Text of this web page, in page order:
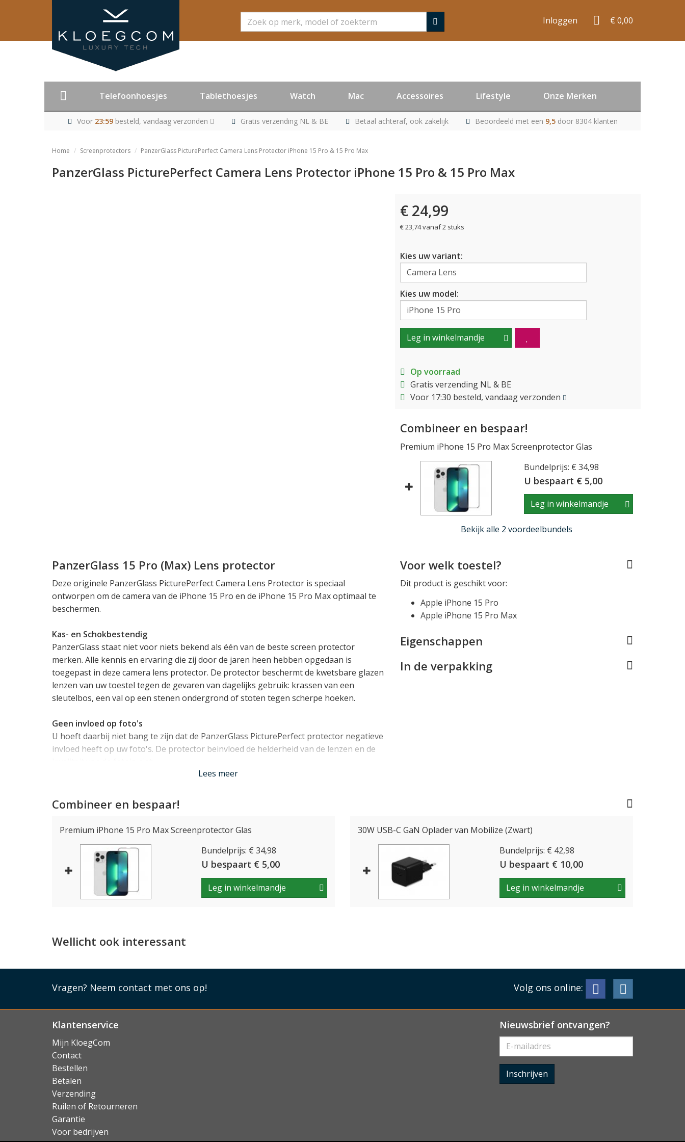
Zoeken Inloggen € 0,00
Telefoonhoesjes Tablethoesjes Watch Mac Accessoires Lifestyle Onze Merken
Voor 23:59besteld, vandaag verzonden Gratis verzending NL & BE Betaal achteraf, ook zakelijk Beoordeeld met een 9,5 door 8304 klanten
Home Screenprotectors PanzerGlass PicturePerfect Camera Lens Protector iPhone 15 Pro & 15 Pro Max
PanzerGlass PicturePerfect Camera Lens Protector iPhone 15 Pro & 15 Pro Max
€ 24,99
€ 23,74 vanaf 2 stuks
Kies uw variant:
Kies uw model:
Leg in winkelmandje
Op voorraad
Gratis verzending NL & BE
Voor 17:30 besteld, vandaag verzonden
Combineer en bespaar!
Premium iPhone 15 Pro Max Screenprotector Glas
Bundelprijs: € 34,98
U bespaart € 5,00
Leg in winkelmandje
Bekijk alle 2 voordeelbundels
PanzerGlass 15 Pro (Max) Lens protector
Deze originele PanzerGlass PicturePerfect Camera Lens Protector is speciaal
ontworpen om de camera van de iPhone 15 Pro en de iPhone 15 Pro Max optimaal te
beschermen.
Kas- en Schokbestendig
PanzerGlass staat niet voor niets bekend als één van de beste screen protector
merken. Alle kennis en ervaring die zij door de jaren heen hebben opgedaan is
toegepast in deze camera lens protector. De protector beschermt de kwetsbare glazen
lenzen van uw toestel tegen de gevaren van dagelijks gebruik: krassen van een
sleutelbos, een val op een stenen ondergrond of stoten tegen scherpe hoeken.
Geen invloed op foto's
U hoeft daarbij niet bang te zijn dat de PanzerGlass PicturePerfect protector negatieve
invloed heeft op uw foto's. De protector beinvloed de helderheid van de lenzen en de
Het plaatsen van de PanzerGlass PicturePerfect Lens Protector is eenvoudig, doordat
deze uit één geheel bestaat. U hoeft dus niet te priegelen met kleine losse protectors
voor elke lens, maar legt de PanzerGlass in één keer over de gehele camera module
Lees minder
Lees meer
Voor welk toestel?
Dit product is geschikt voor:
Apple iPhone 15 Pro
Apple iPhone 15 Pro Max
Eigenschappen
In de verpakking
Combineer en bespaar!
Premium iPhone 15 Pro Max Screenprotector Glas
Bundelprijs: € 34,98
U bespaart € 5,00
Leg in winkelmandje
30W USB-C GaN Oplader van Mobilize (Zwart)
Bundelprijs: € 42,98
U bespaart € 10,00
Leg in winkelmandje
Wellicht ook interessant
Vragen? Neem contact met ons op! Volg ons online:
Klantenservice
Mijn KloegCom
Contact
Bestellen
Betalen
Verzending
Ruilen of Retourneren
Garantie
Voor bedrijven
Nieuwsbrief ontvangen?
Inschrijven